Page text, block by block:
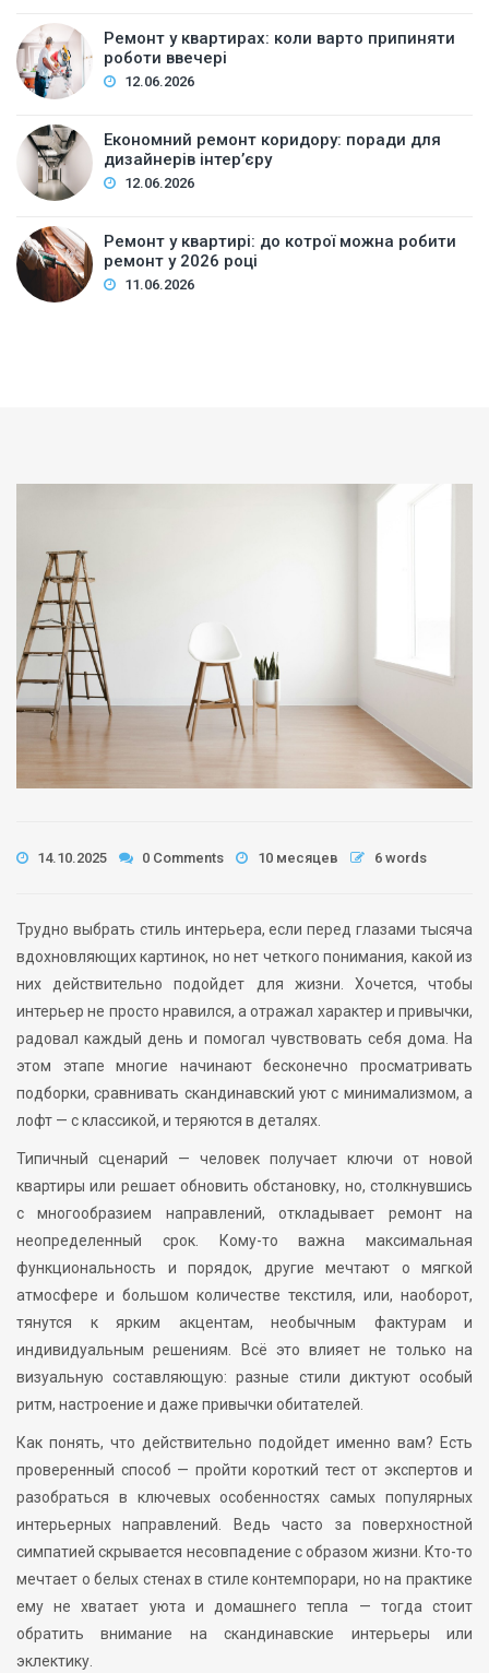
Ремонт у квартирах: коли варто припиняти
роботи ввечері
12.06.2026
Економний ремонт коридору: поради для
дизайнерів інтер’єру
12.06.2026
Ремонт у квартирі: до котрої можна робити
ремонт у 2026 році
11.06.2026
14.10.2025 0 Comments 10 месяцев 6 words
Трудно выбрать стиль интерьера, если перед глазами тысяча
вдохновляющих картинок, но нет четкого понимания, какой из
них действительно подойдет для жизни. Хочется, чтобы
интерьер не просто нравился, а отражал характер и привычки,
радовал каждый день и помогал чувствовать себя дома. На
этом этапе многие начинают бесконечно просматривать
подборки, сравнивать скандинавский уют с минимализмом, а
лофт — с классикой, и теряются в деталях.
Типичный сценарий — человек получает ключи от новой
квартиры или решает обновить обстановку, но, столкнувшись
с многообразием направлений, откладывает ремонт на
неопределенный срок. Кому-то важна максимальная
функциональность и порядок, другие мечтают о мягкой
атмосфере и большом количестве текстиля, или, наоборот,
тянутся к ярким акцентам, необычным фактурам и
индивидуальным решениям. Всё это влияет не только на
визуальную составляющую: разные стили диктуют особый
ритм, настроение и даже привычки обитателей.
Как понять, что действительно подойдет именно вам? Есть
проверенный способ — пройти короткий тест от экспертов и
разобраться в ключевых особенностях самых популярных
интерьерных направлений. Ведь часто за поверхностной
симпатией скрывается несовпадение с образом жизни. Кто-то
мечтает о белых стенах в стиле контемпорари, но на практике
ему не хватает уюта и домашнего тепла — тогда стоит
обратить внимание на скандинавские интерьеры или
эклектику.